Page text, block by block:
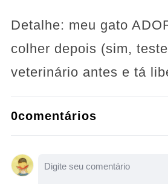
Detalhe: meu gato
colher depois (sim,
veterinário antes e tá
0comentários